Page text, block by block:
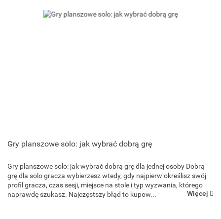
Gry planszowe solo: jak wybrać dobrą grę
Gry planszowe solo: jak wybrać dobrą grę dla jednej osoby Dobrą
grę dla solo gracza wybierzesz wtedy, gdy najpierw określisz swój
profil gracza, czas sesji, miejsce na stole i typ wyzwania, którego
naprawdę szukasz. Najczęstszy błąd to kupow...
Więcej